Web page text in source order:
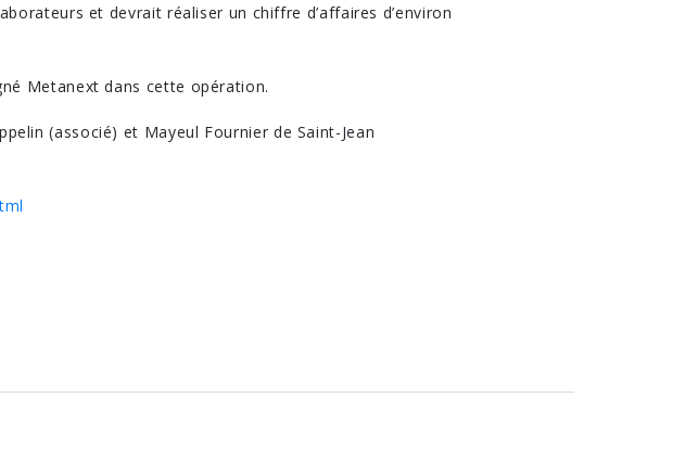
et devrait réaliser un chiffre d’affaires d’environ
Metanext dans cette opération.
(associé) et Mayeul Fournier de Saint-Jean